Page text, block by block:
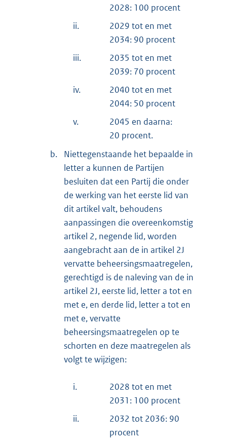
2028: 100 procent
ii.
2029 tot en met
2034: 90 procent
iii.
2035 tot en met
2039: 70 procent
iv.
2040 tot en met
2044: 50 procent
v.
2045 en daarna:
20 procent.
b.
Niettegenstaande het bepaalde in
letter a kunnen de Partijen
besluiten dat een Partij die onder
de werking van het eerste lid van
dit artikel valt, behoudens
aanpassingen die overeenkomstig
artikel 2, negende lid, worden
aangebracht aan de in artikel 2J
vervatte beheersingsmaatregelen,
gerechtigd is de naleving van de in
artikel 2J, eerste lid, letter a tot en
met e, en derde lid, letter a tot en
met e, vervatte
beheersingsmaatregelen op te
schorten en deze maatregelen als
volgt te wijzigen:
i.
2028 tot en met
2031: 100 procent
ii.
2032 tot 2036: 90
procent